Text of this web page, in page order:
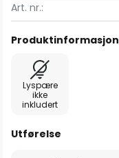
Art. nr.:
Produktinformasjon
Lyspære
ikke
inkludert
Utførelse